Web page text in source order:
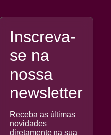
Inscreva-
se na
nossa
newsletter
Receba as últimas
novidades
diretamente na sua